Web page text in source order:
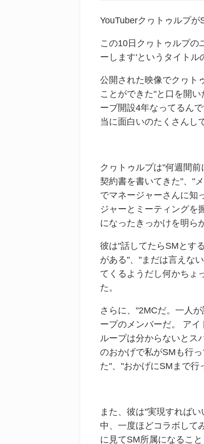
YouTuberクヮトゥルプが
この10日クヮトゥルプの
ーします'というタイトル
公開された映像でクヮト
ことができた"と口を開
ーブ開設4年なってるん
当に面白いのたくさんし
クヮトゥルプは"何週間
契約書を書いてきた"、"
でマネージャーさんに知
ジャーとミーティングを
になったきっかけを明ら
彼は"話してたらSMとす
がある"、"まだは言えな
てくるようだし何かちょ
た。
さらに、"2MCだ。一人
ープのメンバーだ。 ア
ループは分からないとス
のおかげで私がSMも行
た"、"おかげにSMまで行
また、彼は"実現すれば
中、一度ほどコラボして
に見てSM所属になるこ